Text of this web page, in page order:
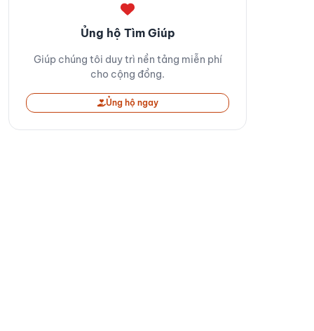
Ủng hộ Tìm Giúp
Giúp chúng tôi duy trì nền tảng miễn phí
cho cộng đồng.
Ủng hộ ngay